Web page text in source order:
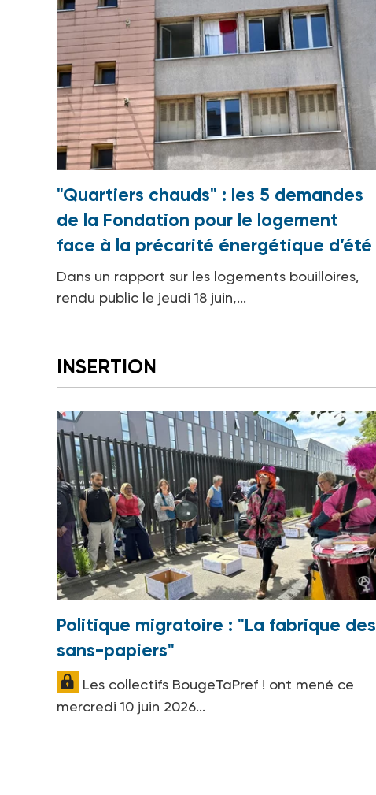
"Quartiers chauds" : les 5 demandes
de la Fondation pour le logement
face à la précarité énergétique d’été
Dans un rapport sur les logements bouilloires,
rendu public le jeudi 18 juin,...
INSERTION
Politique migratoire : "La fabrique des
sans-papiers"
Les collectifs BougeTaPref ! ont mené ce
mercredi 10 juin 2026...